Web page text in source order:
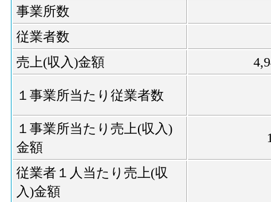
事業所数
従業者数
売上(収入)金額
１事業所当たり従業者数
１事業所当たり売上(収入)
金額
従業者１人当たり売上(収
入)金額